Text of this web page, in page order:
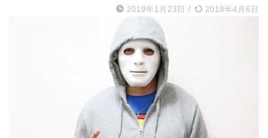
2019年1月23日 / 2019年4月6日